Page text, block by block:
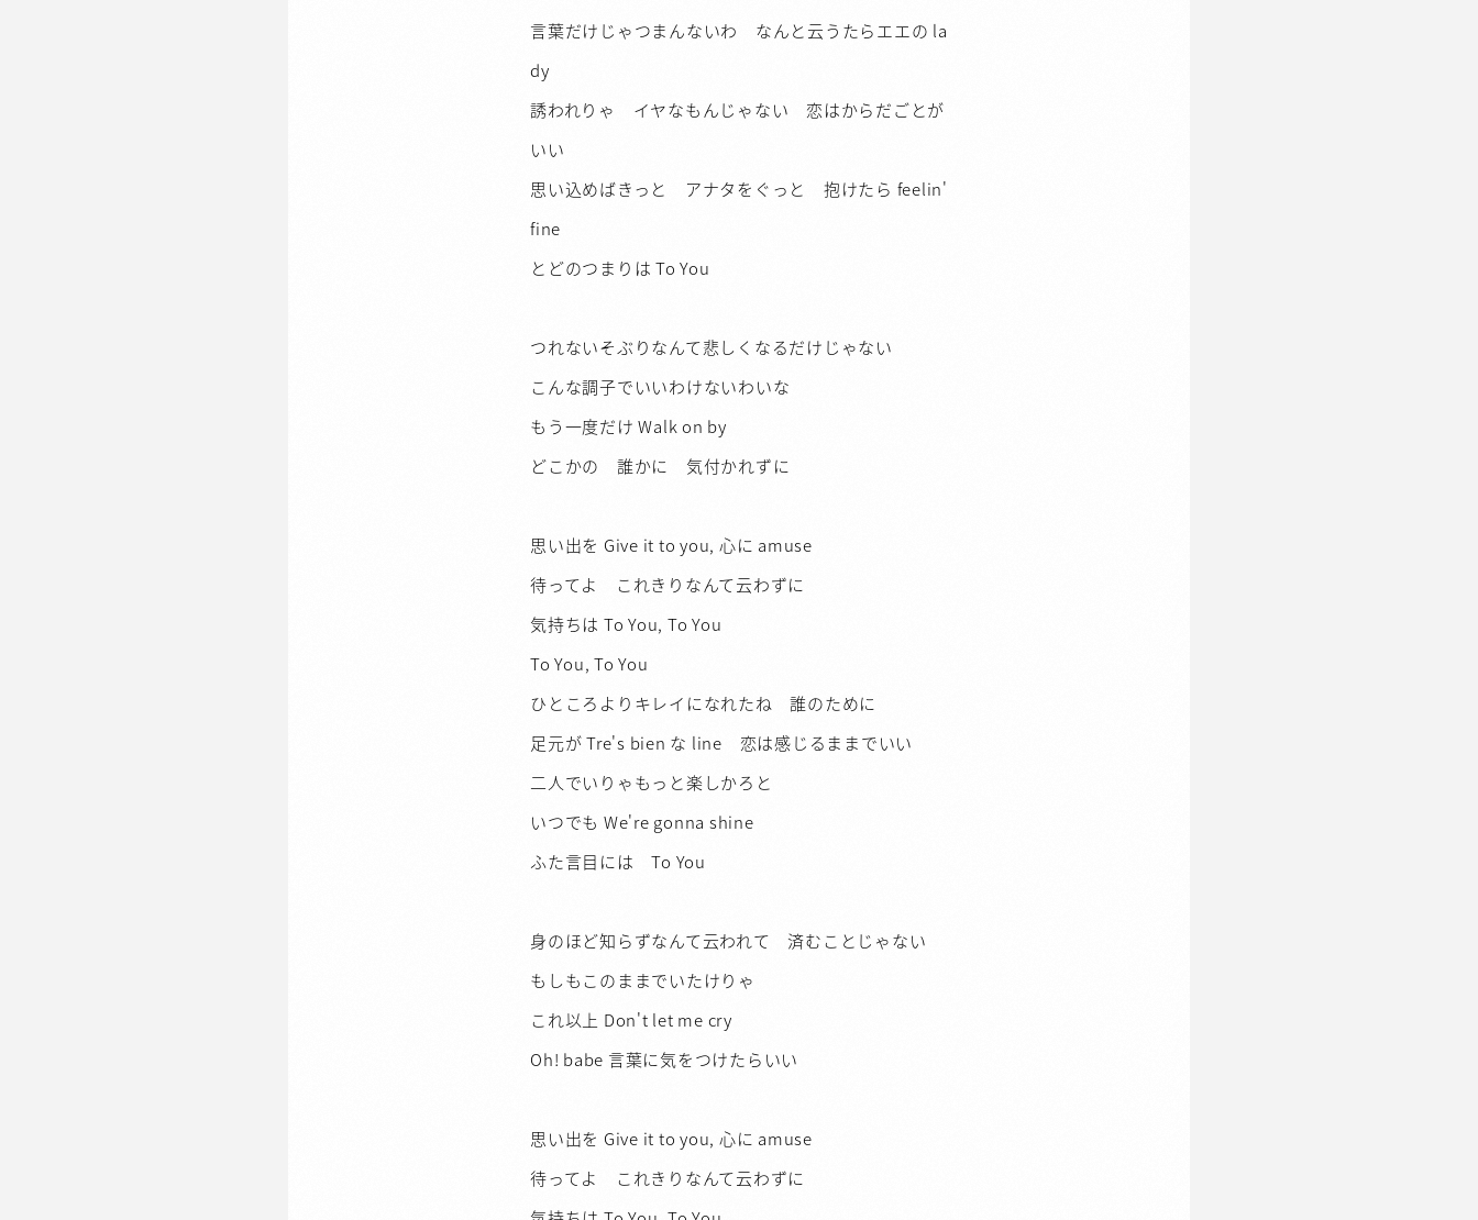
言葉だけじゃつまんないわ なんと云うたらエエの la
dy
誘われりゃ イヤなもんじゃない 恋はからだごとが
いい
思い込めばきっと アナタをぐっと 抱けたら feelin'
fine
とどのつまりは To You
つれないそぶりなんて悲しくなるだけじゃない
こんな調子でいいわけないわいな
もう一度だけ Walk on by
どこかの 誰かに 気付かれずに
思い出を Give it to you, 心に amuse
待ってよ これきりなんて云わずに
気持ちは To You, To You
To You, To You
ひところよりキレイになれたね 誰のために
足元が Tre's bien な line 恋は感じるままでいい
二人でいりゃもっと楽しかろと
いつでも We're gonna shine
ふた言目には To You
身のほど知らずなんて云われて 済むことじゃない
もしもこのままでいたけりゃ
これ以上 Don't let me cry
Oh! babe 言葉に気をつけたらいい
思い出を Give it to you, 心に amuse
待ってよ これきりなんて云わずに